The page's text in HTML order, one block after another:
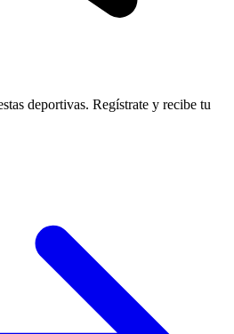
deportivas. Regístrate y recibe tu